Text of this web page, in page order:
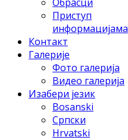
Приступ
информацијама
Контакт
Галерије
Фото галерија
Видео галерија
Изабери језик
Bosanski
Српски
Hrvatski